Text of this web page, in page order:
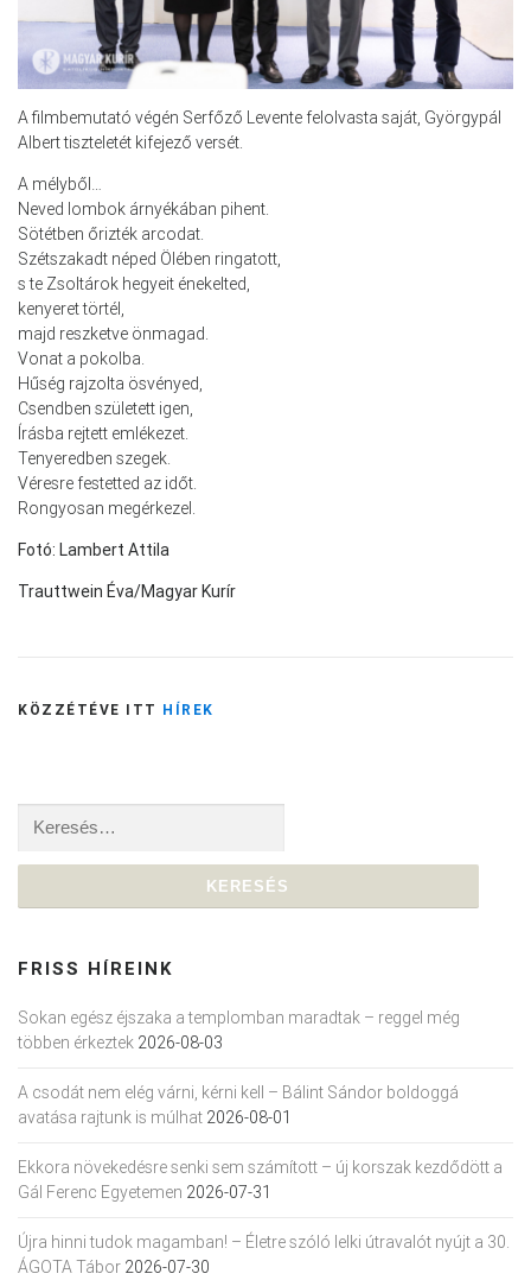
A filmbemutató végén Serfőző Levente felolvasta saját, Györgypál
Albert tiszteletét kifejező versét.
A mélyből…
Neved lombok árnyékában pihent.
Sötétben őrizték arcodat.
Szétszakadt néped Ölében ringatott,
s te Zsoltárok hegyeit énekelted,
kenyeret törtél,
majd reszketve önmagad.
Vonat a pokolba.
Hűség rajzolta ösvényed,
Csendben született igen,
Írásba rejtett emlékezet.
Tenyeredben szegek.
Véresre festetted az időt.
Rongyosan megérkezel.
Fotó: Lambert Attila
Trauttwein Éva/Magyar Kurír
KÖZZÉTÉVE ITT HÍREK
Keresés:
FRISS HÍREINK
Sokan egész éjszaka a templomban maradtak – reggel még
többen érkeztek 2026-08-03
A csodát nem elég várni, kérni kell – Bálint Sándor boldoggá
avatása rajtunk is múlhat 2026-08-01
Ekkora növekedésre senki sem számított – új korszak kezdődött a
Gál Ferenc Egyetemen 2026-07-31
Újra hinni tudok magamban! – Életre szóló lelki útravalót nyújt a 30.
ÁGOTA Tábor 2026-07-30